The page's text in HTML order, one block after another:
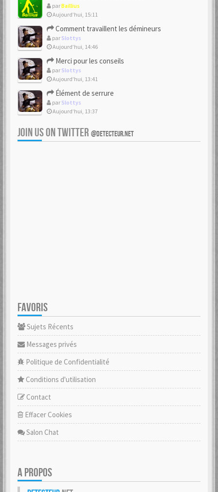
parBaillius
Aujourd’hui, 15:11
Comment travaillent les démineurs
par Slottys
Aujourd’hui, 14:46
Merci pour les conseils
par Slottys
Aujourd’hui, 13:41
Élément de serrure
par Slottys
Aujourd’hui, 13:37
JOIN US ON TWITTER @DETECTEUR.NET
FAVORIS
Sujets Récents
Messages privés
Politique de Confidentialité
Conditions d'utilisation
Contact
Effacer Cookies
Salon Chat
A PROPOS